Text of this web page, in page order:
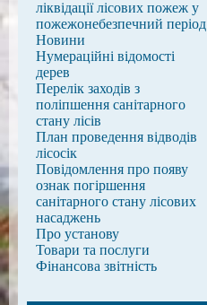
ліквідації лісових пожеж у
пожежонебезпечний період
Новини
Нумераційні відомості
дерев
Перелік заходів з
поліпшення санітарного
стану лісів
План проведення відводів
лісосік
Повідомлення про появу
ознак погіршення
санітарного стану лісових
насаджень
Про установу
Товари та послуги
Фінансова звітність